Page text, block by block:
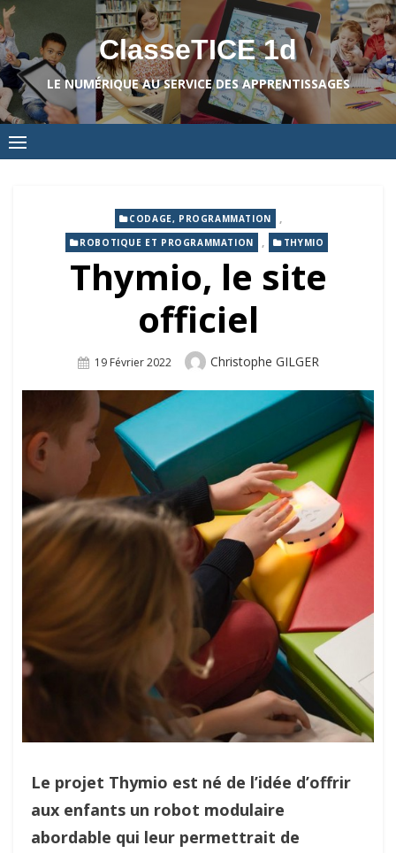
Skip
to
content
ClasseTICE 1d
LE NUMÉRIQUE AU SERVICE DES APPRENTISSAGES
CODAGE, PROGRAMMATION ,
ROBOTIQUE ET PROGRAMMATION , THYMIO
Thymio, le site
officiel
Posted
19 Février 2022 Author
Christophe GILGER
Le projet Thymio est né de l’idée d’offrir
aux enfants un robot modulaire
abordable qui leur permettrait de